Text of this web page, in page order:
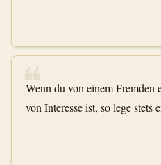
❝
Wenn du von einem
von Interesse ist, so lege stets